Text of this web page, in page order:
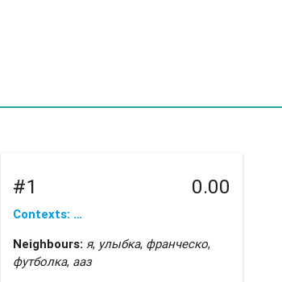
#1 0.00
Contexts: …
Neighbours: я, улыбка, франческо,
футболка, ааз